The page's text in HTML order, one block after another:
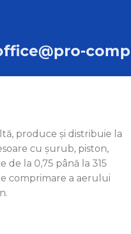
produce și distribuie la
cu șurub, piston,
la 0,75 până la 315
comprimare a aerului